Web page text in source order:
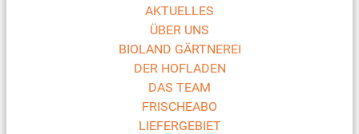
AKTUELLES
ÜBER UNS
BIOLAND GÄRTNEREI
DER HOFLADEN
DAS TEAM
FRISCHEABO
LIEFERGEBIET